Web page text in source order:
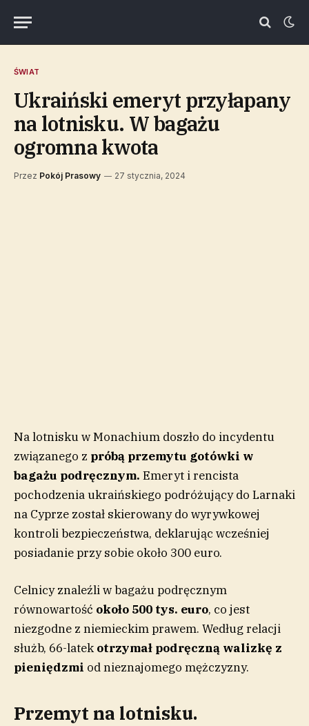
ŚWIAT
Ukraiński emeryt przyłapany
na lotnisku. W bagażu
ogromna kwota
Przez Pokój Prasowy 27 stycznia, 2024
Na lotnisku w Monachium doszło do incydentu
związanego z próbą przemytu gotówki w
bagażu podręcznym. Emeryt i rencista
pochodzenia ukraińskiego podróżujący do Larnaki
na Cyprze został skierowany do wyrywkowej
kontroli bezpieczeństwa, deklarując wcześniej
posiadanie przy sobie około 300 euro.
Celnicy znaleźli w bagażu podręcznym
równowartość około 500 tys. euro, co jest
niezgodne z niemieckim prawem. Według relacji
służb, 66-latek otrzymał podręczną walizkę z
pieniędzmi od nieznajomego mężczyzny.
Przemyt na lotnisku.